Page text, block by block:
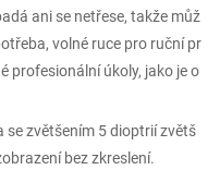
ani se netřese, takže můž
volné ruce pro ruční pr
profesionální úkoly, jako je o
se zvětšením 5 dioptrií zvětš
bez zkreslení.